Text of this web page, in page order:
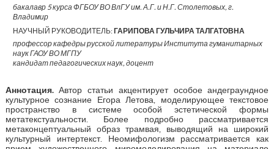
бакалавр 5 курса ФГБОУ ВО ВлГУ им. А.Г. и Н.Г. Столетовых, г.
Владимир
НАУЧНЫЙ РУКОВОДИТЕЛЬ:ГАРИПОВА ГУЛЬЧИРА ТАЛГАТОВНА
профессор кафедры русской литературы Института гуманитарных
наук ГАОУ ВО МГПУ
кандидат педагогических наук, доцент
Аннотация.Автор статьи акцентирует особое андеграундное
культурное сознание Егора Летова, моделирующее текстовое
пространство в системе особой эстетической формы
метатекстуальности. Более подробно рассматривается
метаконцептуальный образ трамвая, выводящий на широкий
культурный интертекст. Неомифологизм рассматривается как